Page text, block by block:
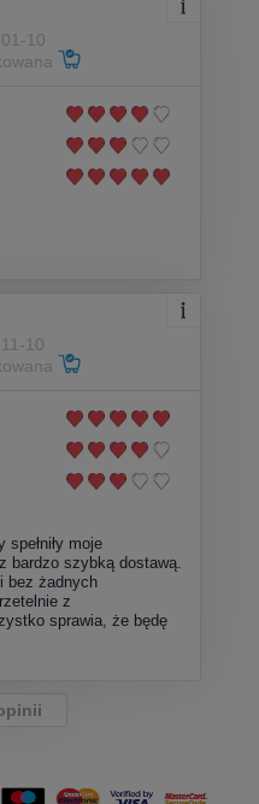
10
10
moje
bardzo szybką dostawą.
bez żadnych
z
sprawia, że będę